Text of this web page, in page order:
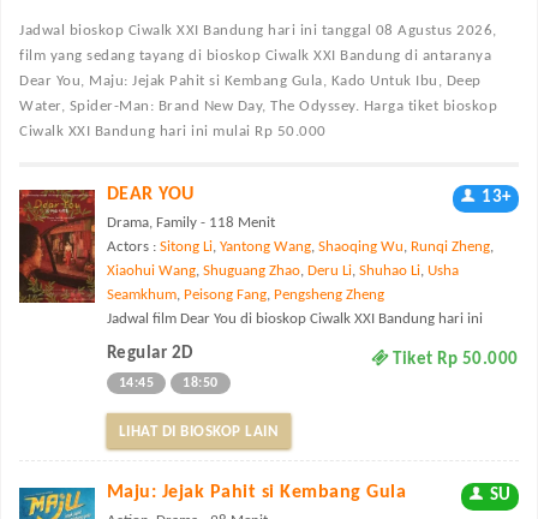
Jadwal bioskop Ciwalk XXI Bandung hari ini tanggal 08 Agustus 2026,
film yang sedang tayang di bioskop Ciwalk XXI Bandung di antaranya
Dear You, Maju: Jejak Pahit si Kembang Gula, Kado Untuk Ibu, Deep
Water, Spider-Man: Brand New Day, The Odyssey. Harga tiket bioskop
Ciwalk XXI Bandung hari ini mulai Rp 50.000
DEAR YOU 13+
Drama, Family - 118 Menit
Actors : Sitong Li, Yantong Wang, Shaoqing Wu, Runqi Zheng,
Xiaohui Wang, Shuguang Zhao, Deru Li, Shuhao Li, Usha
Seamkhum, Peisong Fang, Pengsheng Zheng
Jadwal film Dear You di bioskop Ciwalk XXI Bandung hari ini
Regular 2D Tiket Rp 50.000
14:45 18:50
LIHAT DI BIOSKOP LAIN
Maju: Jejak Pahit si Kembang Gula SU